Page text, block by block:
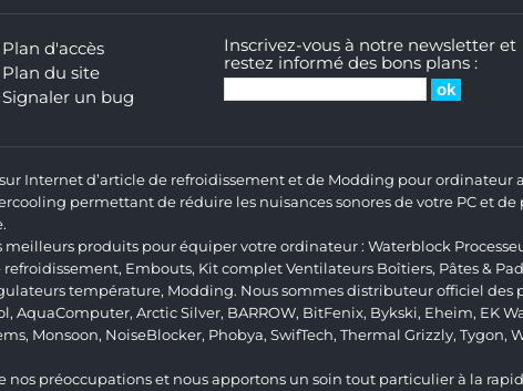
Plan d'accès
Plan du site
Signaler un bug
Inscrivez-vous à notre newsletter et
restez informé des bons plans :
Internet d’article de refroidissement et de Modding pour ordinateur
permettant de réduire les nuisances sonores de votre PC et
meilleurs produits pour équiper votre ordinateur : Waterblock
refroidissement, Embouts, Kit complet Ventilateurs Boîtiers, Pâtes &
température, Modding. Nous sommes distributeur officiel
, AquaComputer, Arctic Silver, BARROW, BitFenix, Bykski, Eheim, EK
, Monsoon, NoiseBlocker, Phobya, SwifTech, Thermal Grizzly, Tygon,
préoccupations et nous apportons un soin tout particulier à la